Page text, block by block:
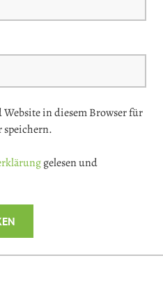
in diesem Browser für
speichern.
gelesen und